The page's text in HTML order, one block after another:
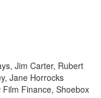
Jim Carter, Rubert
Jane Horrocks
Finance, Shoebox